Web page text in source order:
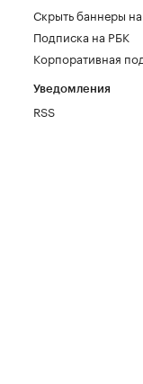
Скрыть баннеры
Подписка на РБК
Корпоративная
Уведомления
RSS